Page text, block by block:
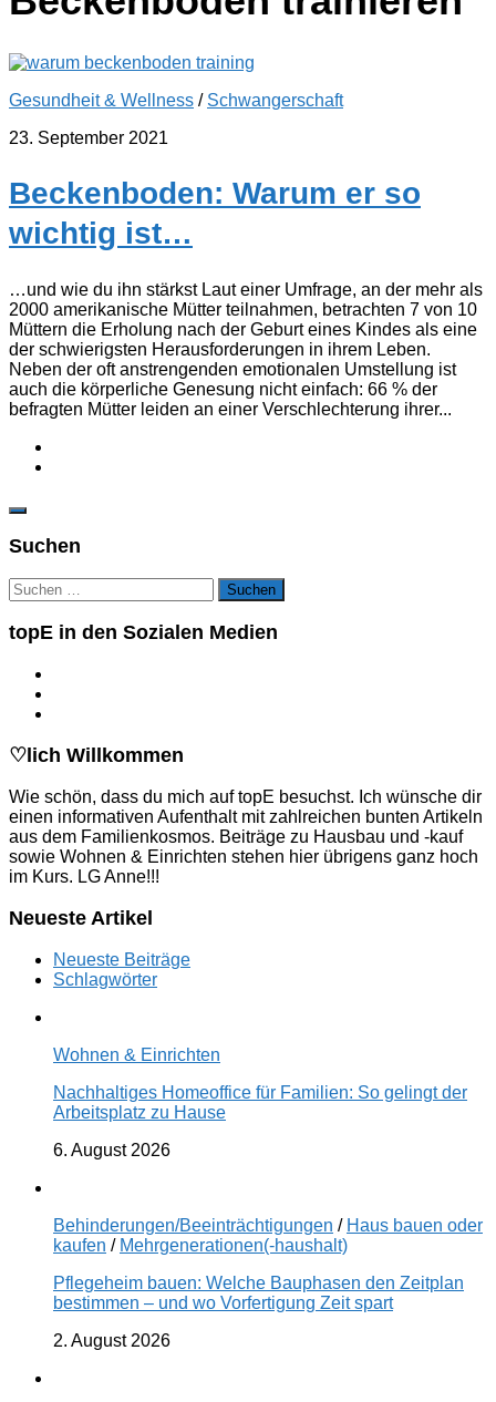
Gesundheit & Wellness / Schwangerschaft
23. September 2021
Beckenboden: Warum er so
wichtig ist…
…und wie du ihn stärkst Laut einer Umfrage, an der mehr als
2000 amerikanische Mütter teilnahmen, betrachten 7 von 10
Müttern die Erholung nach der Geburt eines Kindes als eine
der schwierigsten Herausforderungen in ihrem Leben.
Neben der oft anstrengenden emotionalen Umstellung ist
auch die körperliche Genesung nicht einfach: 66 % der
befragten Mütter leiden an einer Verschlechterung ihrer...
Suchen
Suchen
nach:
topE in den Sozialen Medien
♡lich Willkommen
Wie schön, dass du mich auf topE besuchst. Ich wünsche dir
einen informativen Aufenthalt mit zahlreichen bunten Artikeln
aus dem Familienkosmos. Beiträge zu Hausbau und -kauf
sowie Wohnen & Einrichten stehen hier übrigens ganz hoch
im Kurs. LG Anne!!!
Neueste Artikel
Neueste Beiträge
Schlagwörter
Wohnen & Einrichten
Nachhaltiges Homeoffice für Familien: So gelingt der
Arbeitsplatz zu Hause
6. August 2026
Behinderungen/Beeinträchtigungen / Haus bauen oder
kaufen / Mehrgenerationen(-haushalt)
Pflegeheim bauen: Welche Bauphasen den Zeitplan
bestimmen – und wo Vorfertigung Zeit spart
2. August 2026